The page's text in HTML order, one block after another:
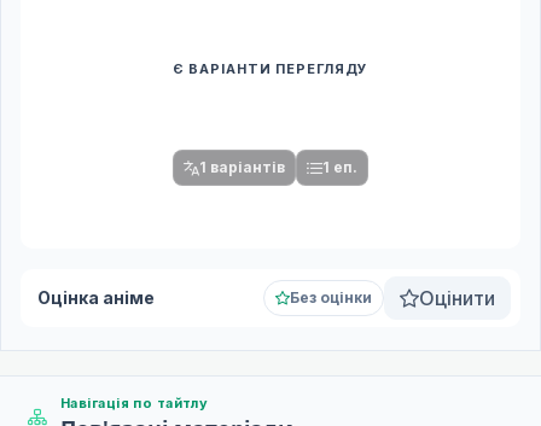
Є ВАРІАНТИ ПЕРЕГЛЯДУ
1 варіантів 1 еп.
Оцінка аніме Без оцінки Оцінити
Навігація по тайтлу